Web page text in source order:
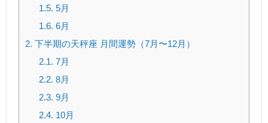
1.5. 5月
1.6. 6月
2. 下半期の天秤座 月間運勢（7月〜12月）
2.1. 7月
2.2. 8月
2.3. 9月
2.4. 10月